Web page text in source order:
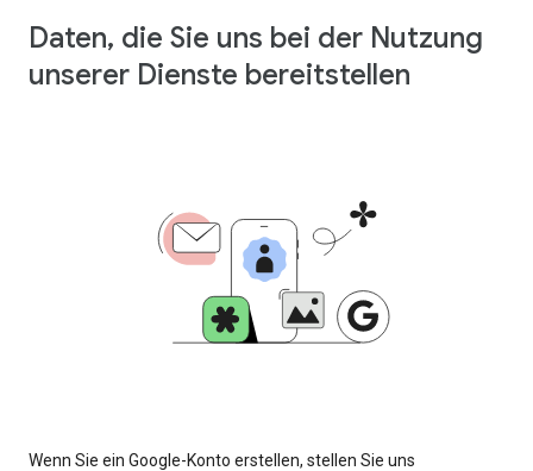
Daten, die Sie uns bei der Nutzung
unserer Dienste bereitstellen
Wenn Sie ein Google-Konto erstellen, stellen Sie uns